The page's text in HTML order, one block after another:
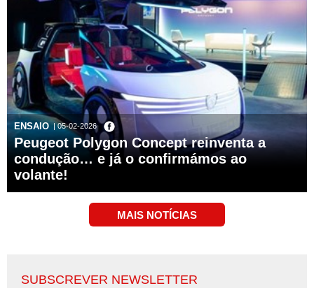
ENSAIO | 05-02-2026
Peugeot Polygon Concept reinventa a
condução… e já o confirmámos ao
volante!
SUBSCREVER NEWSLETTER